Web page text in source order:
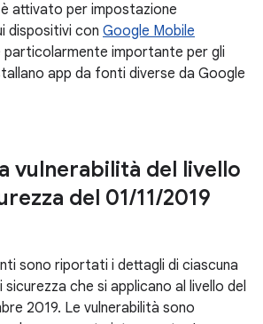
attivato per impostazione
dispositivi con Google Mobile
particolarmente importante per gli
app da fonti diverse da Google
vulnerabilità del livello
del 01/11/2019
sono riportati i dettagli di ciascuna
sicurezza che si applicano al livello del
2019. Le vulnerabilità sono